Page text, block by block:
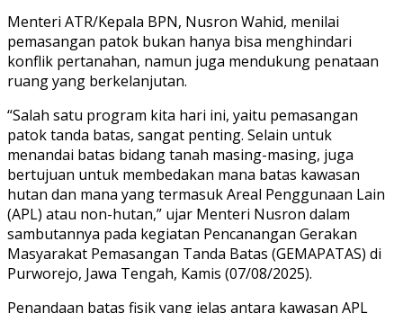
Menteri ATR/Kepala BPN, Nusron Wahid, menilai
pemasangan patok bukan hanya bisa menghindari
konflik pertanahan, namun juga mendukung penataan
ruang yang berkelanjutan.
“Salah satu program kita hari ini, yaitu pemasangan
patok tanda batas, sangat penting. Selain untuk
menandai batas bidang tanah masing-masing, juga
bertujuan untuk membedakan mana batas kawasan
hutan dan mana yang termasuk Areal Penggunaan Lain
(APL) atau non-hutan,” ujar Menteri Nusron dalam
sambutannya pada kegiatan Pencanangan Gerakan
Masyarakat Pemasangan Tanda Batas (GEMAPATAS) di
Purworejo, Jawa Tengah, Kamis (07/08/2025).
Penandaan batas fisik yang jelas antara kawasan APL